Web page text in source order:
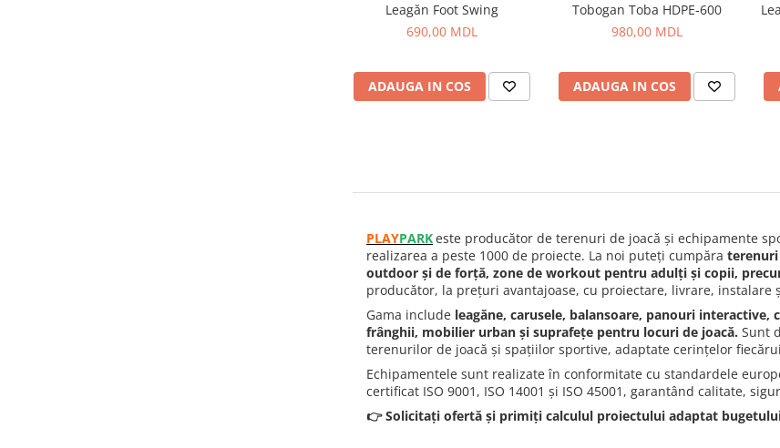
Leagăn Foot Swing
690,00 MDL
ADAUGA IN COS
Tobogan Toba HDPE-600
980,00 MDL
ADAUGA IN COS
PLAYPARKeste producător de terenuri de joacă și echipamente
realizarea a peste 1000 de proiecte. La noi puteți cumpăra
outdoor și de forță, zone de workout pentru adulți și copii,
producător, la prețuri avantajoase, cu proiectare, livrare, instalare
Gama include leagăne, carusele, balansoare, panouri
frânghii, mobilier urban și suprafețe pentru locuri de joacă. Sunt
terenurilor de joacă și spațiilor sportive, adaptate cerințelor
Echipamentele sunt realizate în conformitate cu standardele
certificat ISO 9001, ISO 14001 și ISO 45001, garantând calitate,
👉 Solicitați ofertă și primiți calculul proiectului adaptat